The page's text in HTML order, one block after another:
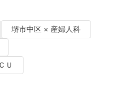
堺市中区 × 産婦人科
Ｕ